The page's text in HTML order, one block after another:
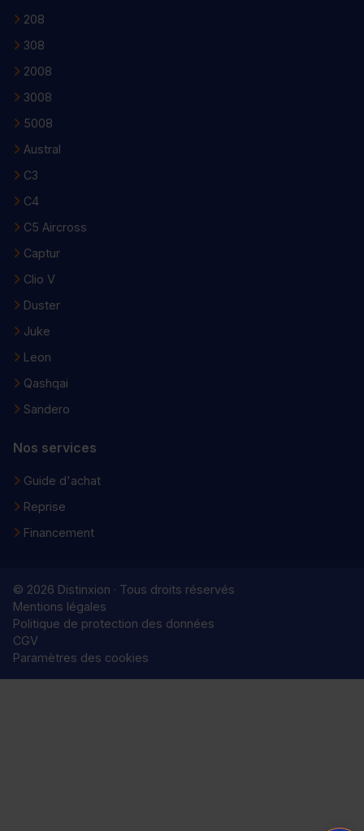
208
308
2008
3008
5008
Austral
C3
C4
C5 Aircross
Captur
Clio V
Duster
Juke
Leon
Qashqai
Sandero
Nos services
Guide d'achat
Reprise
Financement
© 2026 Distinxion · Tous droits réservés
Mentions légales
Politique de protection des données
CGV
Paramètres des cookies